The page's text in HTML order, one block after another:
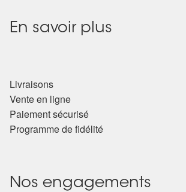
En savoir plus
Livraisons
Vente en ligne
Paiement sécurisé
Programme de fidélité
Nos engagements